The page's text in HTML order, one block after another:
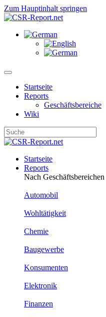
Zum Hauptinhalt springen
Startseite
Reports
Geschäftsbereiche
Wiki
Startseite
Reports
Nach Geschäftsbereichen
Automobil
Wohltätigkeit
Chemie
Baugewerbe
Konsumenten
Elektronik
Finanzen